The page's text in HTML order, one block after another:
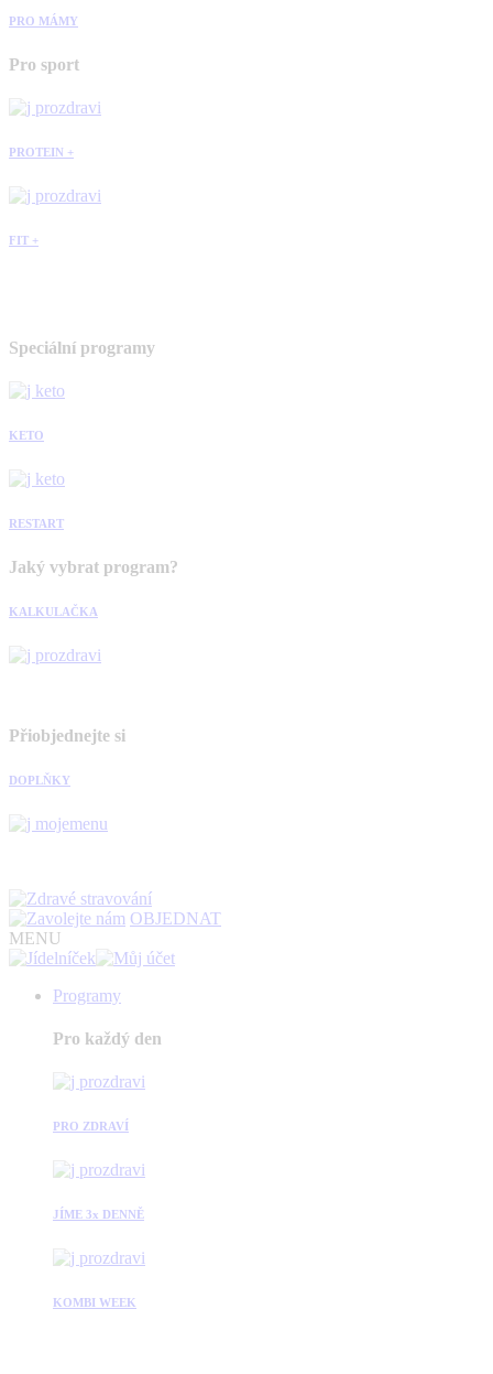
PRO MÁMY
Pro sport
PROTEIN +
FIT +
Speciální programy
KETO
RESTART
Jaký vybrat program?
KALKULAČKA
Přiobjednejte si
DOPLŇKY
OBJEDNAT
MENU
Programy
Pro každý den
PRO ZDRAVÍ
JÍME 3x DENNĚ
KOMBI WEEK